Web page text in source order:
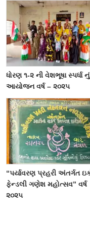
ધોરણ ૧-૨ ની વેશભૂષા સ્પર્ધા નું
આયોજન વર્ષ – ૨૦૨૫
“પર્યાવરણ પ્રહરી અંતર્ગત
ફેન્ડલી ગણેશ મહોત્સવ” વર્ષ
૨૦૨૫